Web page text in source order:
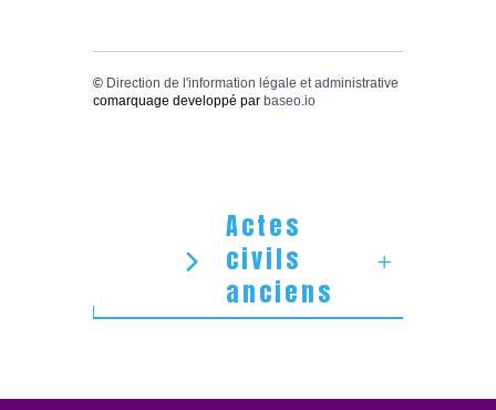
© Direction de l'information légale et administrative
comarquage developpé par baseo.io
Actes
civils
anciens